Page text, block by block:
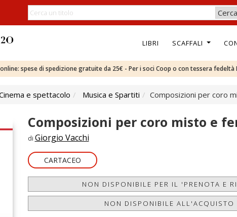
LIBRI SCAFFALI
spese di spedizione gratuite da 25€ - Per i soci Coop o con tessera
e spettacolo Musica e Spartiti Composizioni per coro
Composizioni per coro misto e
di Giorgio Vacchi
CARTACEO
NON DISPONIBILE PER IL 'PRENOTA E
NON DISPONIBILE ALL'ACQUISTO